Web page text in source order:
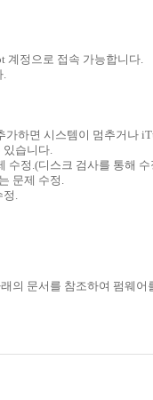
계정으로 접속 가능합니다.
.
하면 시스템이 멈추거나
있습니다.
수정.(디스크 검사를 통해 수
문제 수정.
정.
의 문서를 참조하여 펌웨어